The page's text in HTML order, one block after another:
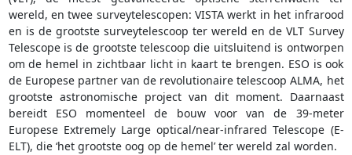
wereld, en twee surveytelescopen: VISTA werkt in het infrarood
en is de grootste surveytelescoop ter wereld en de VLT Survey
Telescope is de grootste telescoop die uitsluitend is ontworpen
om de hemel in zichtbaar licht in kaart te brengen. ESO is ook
de Europese partner van de revolutionaire telescoop ALMA, het
grootste astronomische project van dit moment. Daarnaast
bereidt ESO momenteel de bouw voor van de 39-meter
Europese Extremely Large optical/near-infrared Telescope (E-
ELT), die ‘het grootste oog op de hemel’ ter wereld zal worden.